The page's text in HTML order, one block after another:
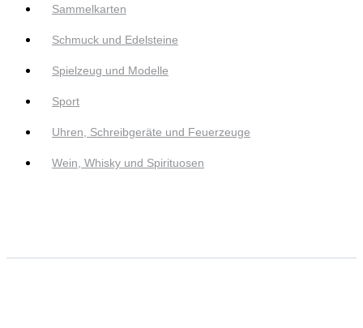
Sammelkarten
Schmuck und Edelsteine
Spielzeug und Modelle
Sport
Uhren, Schreibgeräte und Feuerzeuge
Wein, Whisky und Spirituosen